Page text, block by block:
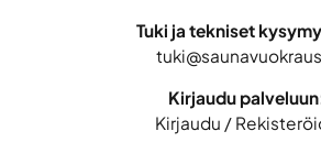
Tuki ja tekniset
Kirjaudu
Kirjaudu /